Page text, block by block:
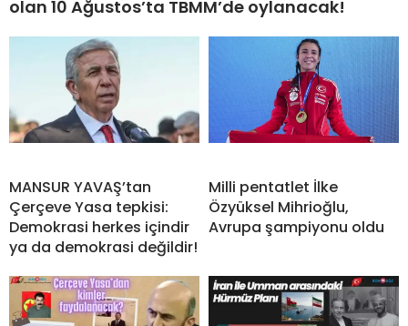
olan 10 Ağustos’ta TBMM’de oylanacak!
MANSUR YAVAŞ’tan
Çerçeve Yasa tepkisi:
Demokrasi herkes içindir
ya da demokrasi değildir!
Milli pentatlet İlke
Özyüksel Mihrioğlu,
Avrupa şampiyonu oldu